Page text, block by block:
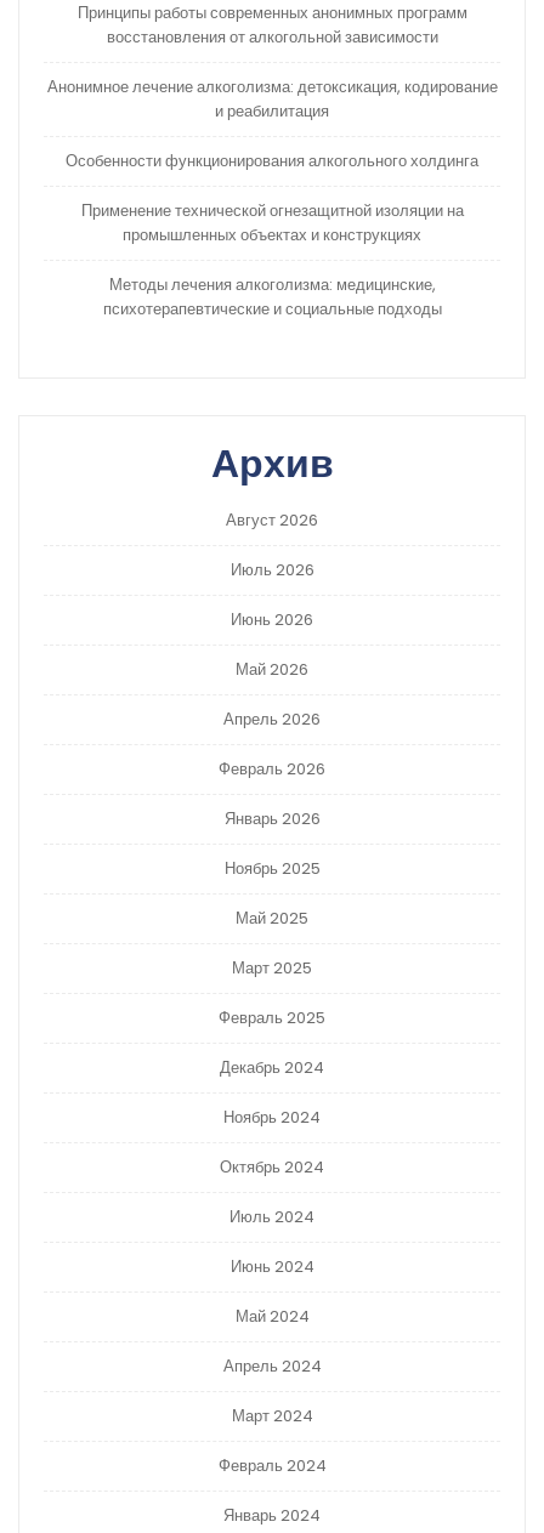
Принципы работы современных анонимных программ
восстановления от алкогольной зависимости
Анонимное лечение алкоголизма: детоксикация, кодирование
и реабилитация
Особенности функционирования алкогольного холдинга
Применение технической огнезащитной изоляции на
промышленных объектах и конструкциях
Методы лечения алкоголизма: медицинские,
психотерапевтические и социальные подходы
Архив
Август 2026
Июль 2026
Июнь 2026
Май 2026
Апрель 2026
Февраль 2026
Январь 2026
Ноябрь 2025
Май 2025
Март 2025
Февраль 2025
Декабрь 2024
Ноябрь 2024
Октябрь 2024
Июль 2024
Июнь 2024
Май 2024
Апрель 2024
Март 2024
Февраль 2024
Январь 2024